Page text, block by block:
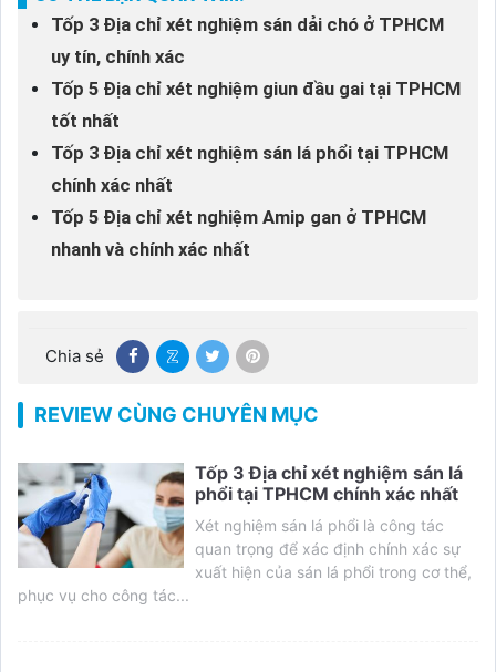
Tốp 3 Địa chỉ xét nghiệm sán dải chó ở TPHCM
uy tín, chính xác
Tốp 5 Địa chỉ xét nghiệm giun đầu gai tại TPHCM
tốt nhất
Tốp 3 Địa chỉ xét nghiệm sán lá phổi tại TPHCM
chính xác nhất
Tốp 5 Địa chỉ xét nghiệm Amip gan ở TPHCM
nhanh và chính xác nhất
Chia sẻ
REVIEW CÙNG CHUYÊN MỤC
Tốp 3 Địa chỉ xét nghiệm sán lá
phổi tại TPHCM chính xác nhất
Xét nghiệm sán lá phổi là công tác
quan trọng để xác định chính xác sự
xuất hiện của sán lá phổi trong cơ thể,
phục vụ cho công tác...